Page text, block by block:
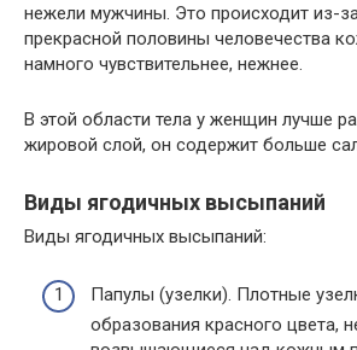
нежели мужчины. Это происходит из-
прекрасной половины человечества
намного чувствительнее, нежнее.
В этой области тела у женщин лучше
жировой слой, он содержит больше
Виды ягодичных высыпаний
Виды ягодичных высыпаний:
Папулы (узелки). Плотные
образования красного цвета,